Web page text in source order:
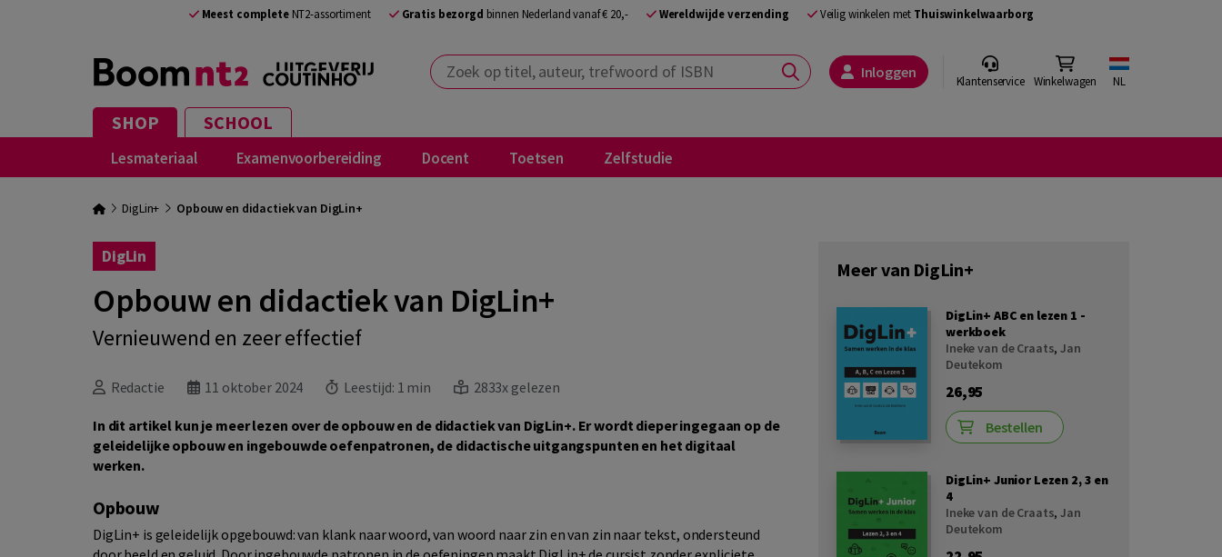
Meest completeNT2-assortiment Gratis bezorgd binnen Nederland vanaf € 20,- Wereldwijde verzending Veilig winkelen met Thuiswinkelwaarborg
Zoek op titel, auteur, trefwoord of ISBN Inloggen Klantenservice Winkelwagen NL
SHOP SCHOOL
Lesmateriaal Examenvoorbereiding Docent Toetsen Zelfstudie
DigLin+ Opbouw en didactiek van DigLin+
DigLin
Opbouw en didactiek van DigLin+
Vernieuwend en zeer effectief
Redactie 11 oktober 2024 Leestijd: 1 min 2833x gelezen
In dit artikel kun je meer lezen over de opbouw en de didactiek van DigLin+. Er wordt dieper ingegaan op de
geleidelijke opbouw en ingebouwde oefenpatronen, de didactische uitgangspunten en het digitaal
werken.
Opbouw
DigLin+ is geleidelijk opgebouwd: van klank naar woord, van woord naar zin en van zin naar tekst, ondersteund
Meer van DigLin+
DigLin+ ABC en lezen 1 -
werkboek
Ineke van de Craats,Jan
Deutekom
26,95
Bestellen
DigLin+ Junior Lezen 2, 3 en
4
Ineke van de Craats,Jan
Deutekom